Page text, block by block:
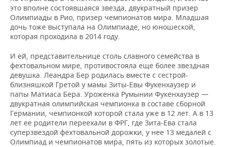
это вполне состоявшаяся звезда, двукратный призер
Олимпиады в Рио, призер чемпионатов мира. Младшая
дочь тоже выступала на Олимпиаде, но юношеской,
которая проходила в 2014 году.
И ей, представительнице столь славного семейства в
фехтовальном мире, противостояла еще более звездная
девушка. Леандра Бер родилась вместе с сестрой-
близняшкой Гретой у мамы Зиты-Евы Фукенхаузер и
папы Матиаса Бера. Уроженка Румынии Фукенхаузер —
двукратная олимпийская чемпионка в составе сборной
Германии, чемпионкой которой стала уже в 12 лет. А в 13
лет ее родители переехали в ФРГ, где Зита-Ева стала
суперзвездой фехтовальной дорожки, у нее 13 медалей с
Олимпиад и чемпионатов мира, пять из которых золотые.